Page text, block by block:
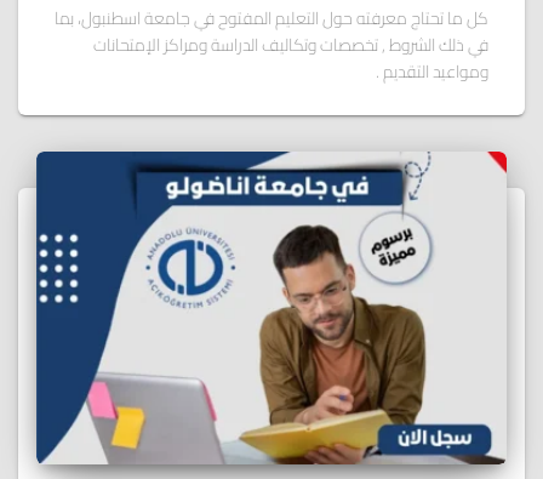
كل ما تحتاج معرفته حول التعليم المفتوح في جامعة اسطنبول، بما
في ذلك الشروط , تخصصات وتكاليف الدراسة ومراكز الإمتحانات
ومواعيد التقديم .